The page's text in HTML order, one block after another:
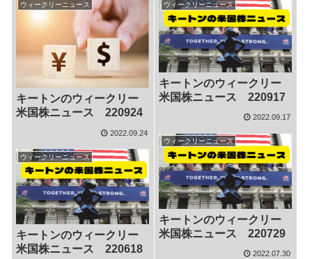
ウィークリーニュース
キートンのウィークリー
米国株ニュース 220924
2022.09.24
ウィークリーニュース
キートンのウィークリー
米国株ニュース 220917
2022.09.17
ウィークリーニュース
キートンのウィークリー
米国株ニュース 220729
2022.07.30
ウィークリーニュース
キートンのウィークリー
米国株ニュース 220618